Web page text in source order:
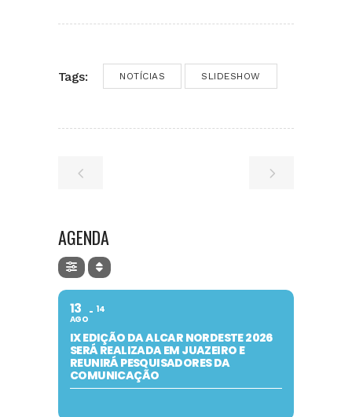
Tags: NOTÍCIAS SLIDESHOW
AGENDA
13
AGO
14
IX EDIÇÃO DA ALCAR NORDESTE 2026
SERÁ REALIZADA EM JUAZEIRO E
REUNIRÁ PESQUISADORES DA
COMUNICAÇÃO